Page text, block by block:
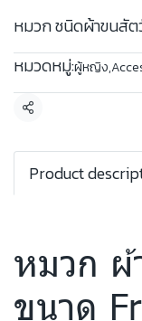
หมวก ชนิดผ้าขนสัต
หมวดหมู่:ผู้หญิง,
แชร์
Product
หมวก ผ้
ขนาด